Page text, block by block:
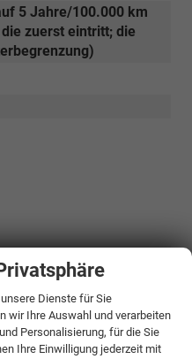
5 Jahre/100.000 km
zuerst eintritt; die
Reality (AR),
mit Memory-
Dienste für Sie
wir Ihre Auswahl und verarbeiten
Personalisierung, für die Sie
Ihre Einwilligung jederzeit mit